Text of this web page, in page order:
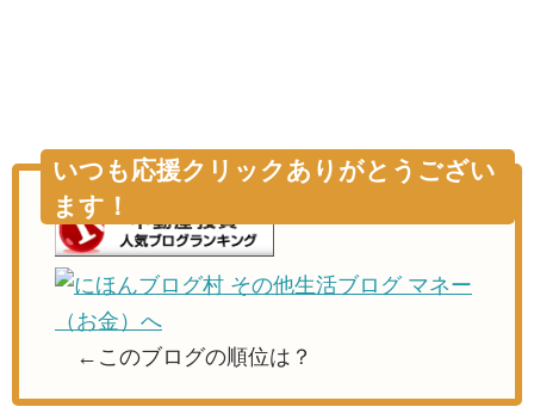
いつも応援クリックありがとうござい
ます！
←このブログの順位は？